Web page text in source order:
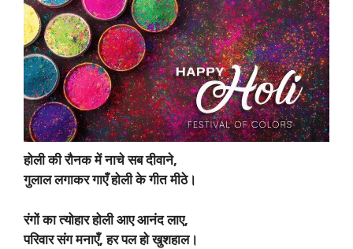
होली की रौनक में नाचे सब दीवाने,
गुलाल लगाकर गाएँ होली के गीत मीठे।
रंगों का त्योहार होली आए आनंद लाए,
परिवार संग मनाएँ, हर पल हो खुशहाल।